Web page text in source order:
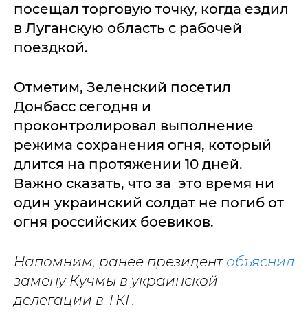
посещал торговую точку, когда ездил
в Луганскую область с рабочей
поездкой.
Отметим, Зеленский посетил
Донбасс сегодня и
проконтролировал выполнение
режима сохранения огня, который
длится на протяжении 10 дней.
Важно сказать, что за это время ни
один украинский солдат не погиб от
огня российских боевиков.
Напомним, ранее президент объяснил
замену Кучмы в украинской
делегации в ТКГ.